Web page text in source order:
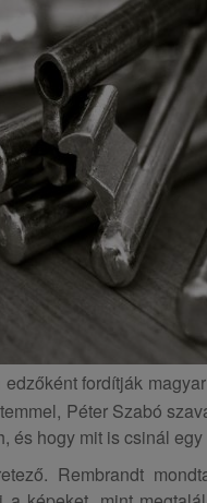
fordítják
Péter Szabó
és hogy mit is csinál
Rembrandt